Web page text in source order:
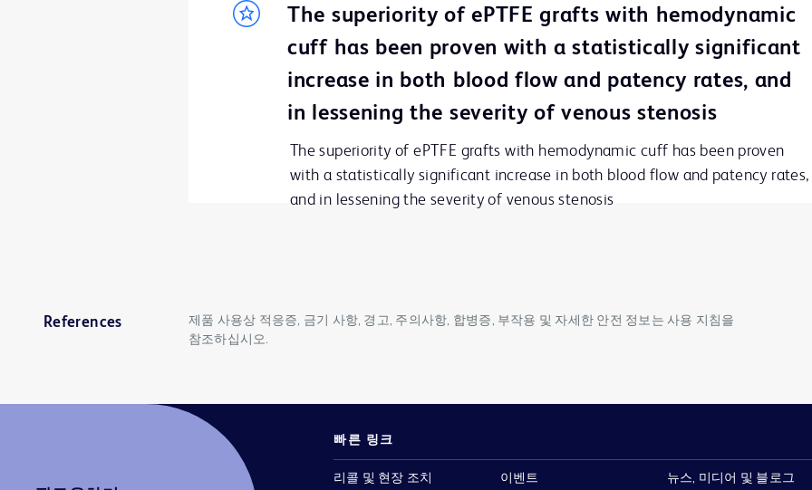
The superiority of ePTFE grafts with hemodynamic
cuff has been proven with a statistically significant
increase in both blood flow and patency rates, and
in lessening the severity of venous stenosis
The superiority of ePTFE grafts with hemodynamic cuff has been proven
with a statistically significant increase in both blood flow and patency rates,
and in lessening the severity of venous stenosis
References
제품 사용상 적응증, 금기 사항, 경고, 주의사항, 합병증, 부작용 및 자세한 안전 정보는 사용 지침을
참조하십시오.
빠른 링크
리콜 및 현장 조치 이벤트 뉴스, 미디어 및 블로그